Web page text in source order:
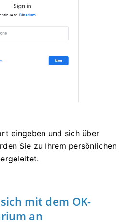
eingeben und sich über
Sie zu Ihrem persönlichen
mit dem OK-
an